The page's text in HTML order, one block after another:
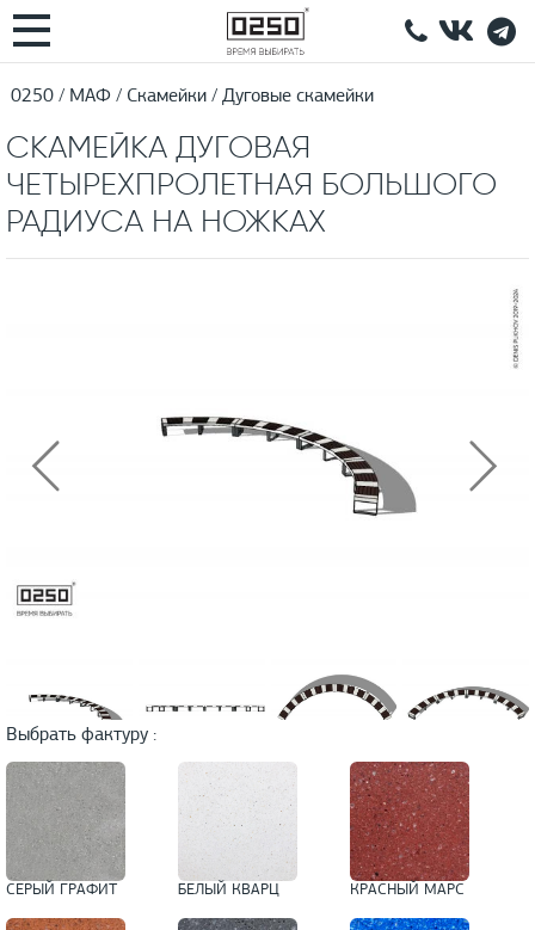
0250 МАФ Скамейки Дуговые скамейки
СКАМЕЙКА ДУГОВАЯ
ЧЕТЫРЕХПРОЛЕТНАЯ БОЛЬШОГО
РАДИУСА НА НОЖКАХ
Выбрать фактуру :
СЕРЫЙ ГРАФИТ БЕЛЫЙ КВАРЦ КРАСНЫЙ МАРС